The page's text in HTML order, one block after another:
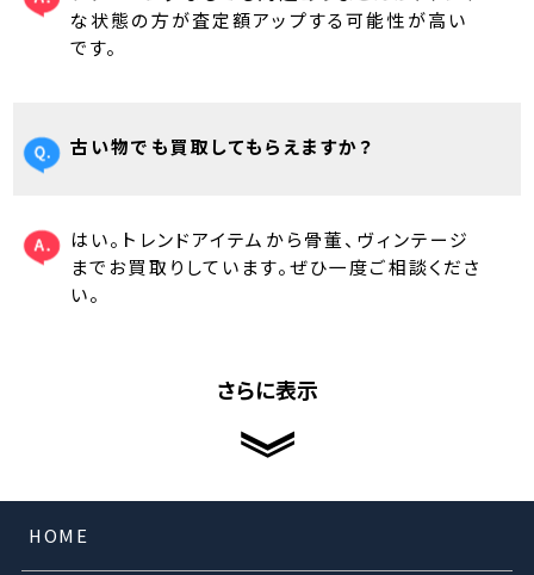
な状態の方が査定額アップする可能性が高い
です。
古い物でも買取してもらえますか？
はい。トレンドアイテムから骨董、ヴィンテージ
までお買取りしています。ぜひ一度ご相談くださ
い。
さらに表示
HOME